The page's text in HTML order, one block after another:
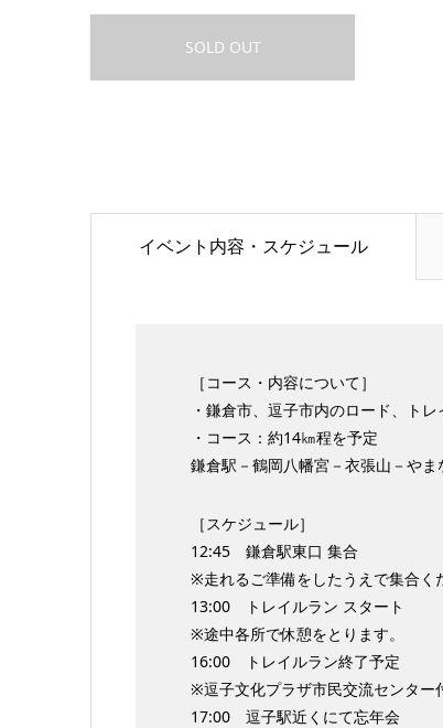
SOLD OUT
イベント内容・スケジュール
［コース・内容について］
・鎌倉市、逗子市内のロード、トレ
・コース：約14㎞程を予定
鎌倉駅－鶴岡八幡宮－衣張山－や
［スケジュール］
12:45 鎌倉駅東口 集合
※走れるご準備をしたうえで集合く
13:00 トレイルラン スタート
※途中各所で休憩をとります。
16:00 トレイルラン終了予定
※逗子文化プラザ市民交流センター
17:00 逗子駅近くにて忘年会